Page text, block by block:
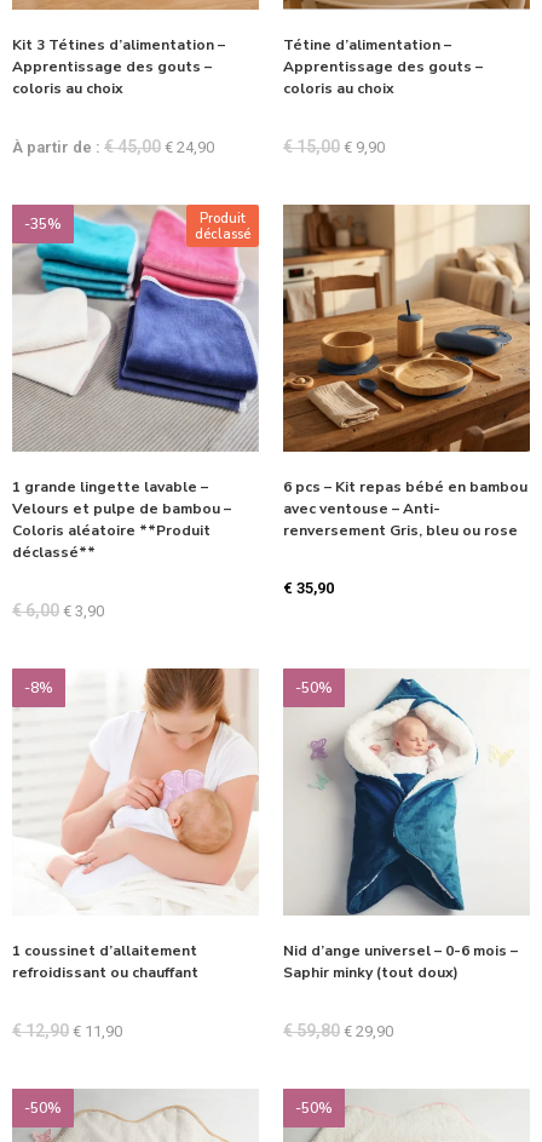
Kit 3 Tétines d’alimentation –
Apprentissage des gouts –
coloris au choix
À partir de : €45,00 € 24,90
Tétine d’alimentation –
Apprentissage des gouts –
coloris au choix
€15,00 € 9,90
-35%
Produit
déclassé
1 grande lingette lavable –
Velours et pulpe de bambou –
Coloris aléatoire **Produit
déclassé**
€6,00 € 3,90
6 pcs – Kit repas bébé en bambou
avec ventouse – Anti-
renversement Gris, bleu ou rose
€ 35,90
-8%
1 coussinet d’allaitement
refroidissant ou chauffant
€12,90 € 11,90
-50%
Nid d’ange universel – 0-6 mois –
Saphir minky (tout doux)
€59,80 € 29,90
-50% -50%